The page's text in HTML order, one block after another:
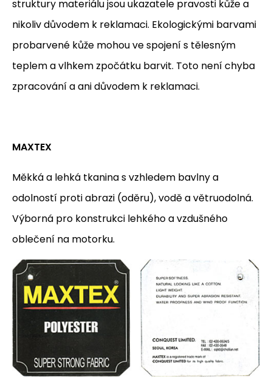
struktury materiálu jsou ukazatele pravosti kůže a
nikoliv důvodem k reklamaci. Ekologickými barvami
probarvené kůže mohou ve spojení s tělesným
teplem a vlhkem zpočátku barvit. Toto není chyba
zpracování a ani důvodem k reklamaci.
MAXTEX
Měkká a lehká tkanina s vzhledem bavlny a
odolností proti abrazi (oděru), vodě a větruodolná.
Výborná pro konstrukci lehkého a vzdušného
oblečení na motorku.